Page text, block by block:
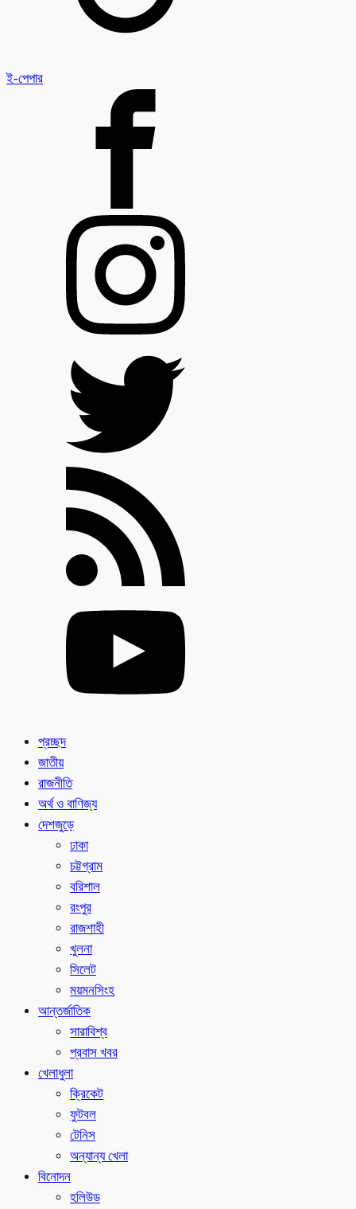
ই-পেপার
প্রচ্ছদ
জাতীয়
রাজনীতি
অর্থ ও বাণিজ্য
দেশজুড়ে
ঢাকা
চট্টগ্রাম
বরিশাল
রংপুর
রাজশাহী
খুলনা
সিলেট
ময়মনসিংহ
আন্তর্জাতিক
সারাবিশ্ব
প্রবাস খবর
খেলাধুলা
ক্রিকেট
ফুটবল
টেনিস
অন্যান্য খেলা
বিনোদন
হলিউড